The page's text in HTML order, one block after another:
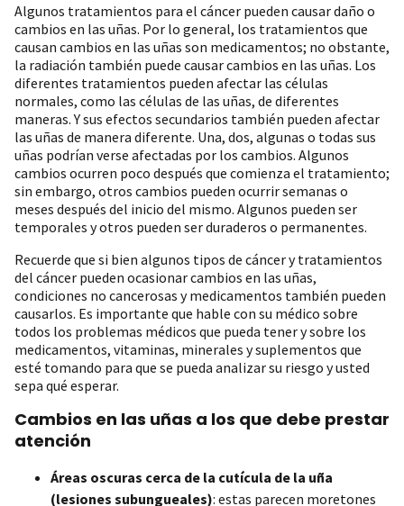
Algunos tratamientos para el cáncer pueden causar daño o
cambios en las uñas. Por lo general, los tratamientos que
causan cambios en las uñas son medicamentos; no obstante,
la radiación también puede causar cambios en las uñas. Los
diferentes tratamientos pueden afectar las células
normales, como las células de las uñas, de diferentes
maneras. Y sus efectos secundarios también pueden afectar
las uñas de manera diferente. Una, dos, algunas o todas sus
uñas podrían verse afectadas por los cambios. Algunos
cambios ocurren poco después que comienza el tratamiento;
sin embargo, otros cambios pueden ocurrir semanas o
meses después del inicio del mismo. Algunos pueden ser
temporales y otros pueden ser duraderos o permanentes.
Recuerde que si bien algunos tipos de cáncer y tratamientos
del cáncer pueden ocasionar cambios en las uñas,
condiciones no cancerosas y medicamentos también pueden
causarlos. Es importante que hable con su médico sobre
todos los problemas médicos que pueda tener y sobre los
medicamentos, vitaminas, minerales y suplementos que
esté tomando para que se pueda analizar su riesgo y usted
sepa qué esperar.
Cambios en las uñas a los que debe prestar
atención
Áreas oscuras cerca de la cutícula de la uña
(lesiones subungueales): estas parecen moretones